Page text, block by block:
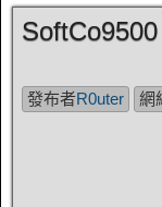
發布者R0uter 網